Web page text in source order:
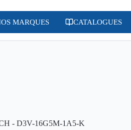
MARQUES CATALOGUES
- D3V-16G5M-1A5-K